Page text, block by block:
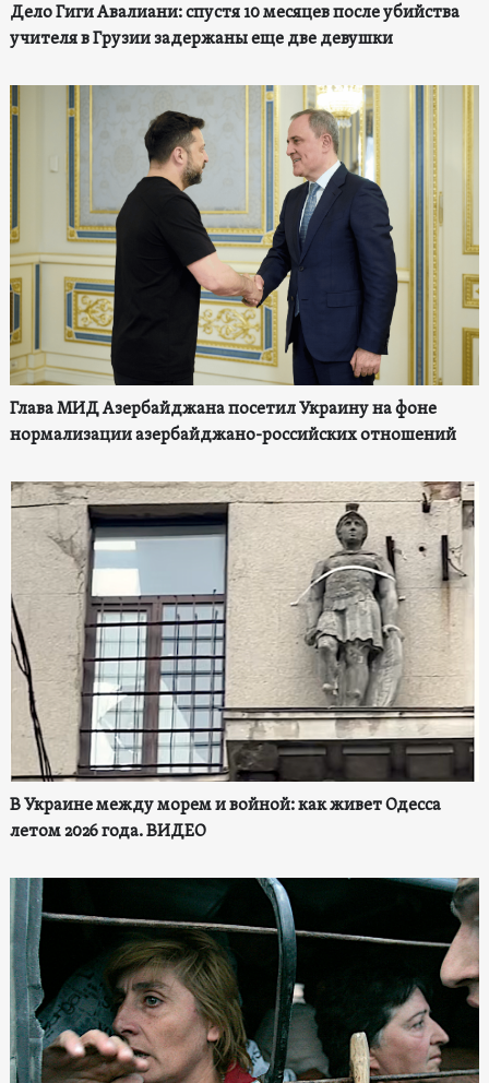
Дело Гиги Авалиани: спустя 10 месяцев после убийства
учителя в Грузии задержаны еще две девушки
Глава МИД Азербайджана посетил Украину на фоне
нормализации азербайджано-российских отношений
В Украине между морем и войной: как живет Одесса
летом 2026 года. ВИДЕО